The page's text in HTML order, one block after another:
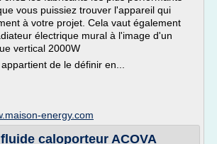
vous puissiez trouver l'appareil qui
à votre projet. Cela vaut également
électrique mural à l'image d'un
vertical 2000W
de le définir en...
energy.com
caloporteur ACOVA